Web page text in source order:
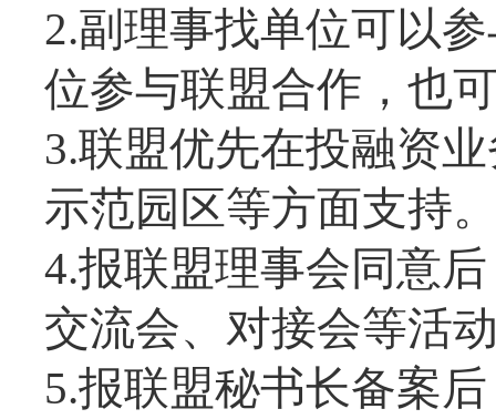
2.副理事找单位可以
位参与联盟合作，也
3.联盟优先在投融资
示范园区等方面支持
4.报联盟理事会同意
交流会、对接会等活
5.报联盟秘书长备案